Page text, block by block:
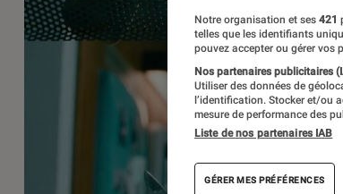
Notre organisation et ses 421
telles que les identifiants
pouvez accepter ou gérer vos
Nos partenaires publicitaires
Utiliser des données de
l’identification. Stocker et/ou
mesure de performance des
Liste de nos partenaires IAB
GÉRER MES PRÉFÉRENCES